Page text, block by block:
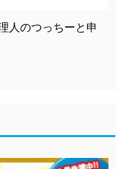
人のつっちーと申